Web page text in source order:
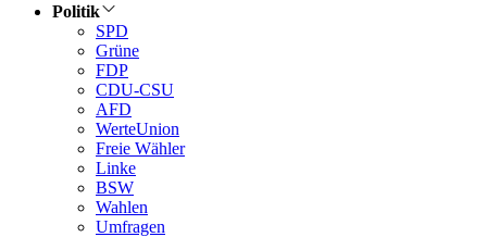
Politik
SPD
Grüne
FDP
CDU-CSU
AFD
WerteUnion
Freie Wähler
Linke
BSW
Wahlen
Umfragen